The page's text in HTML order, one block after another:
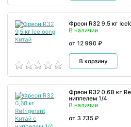
Фреон R32 9,5 кг
В наличии
от 12 990 ₽
В корзину
Фреон R32 0,68 кг
ниппелем 1/4
В наличии
от 3 735 ₽